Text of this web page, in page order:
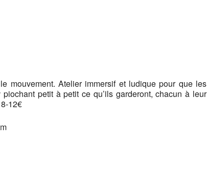
mouvement. Atelier immersif et ludique pour que les
petit à petit ce qu’ils garderont, chacun à leur
12€